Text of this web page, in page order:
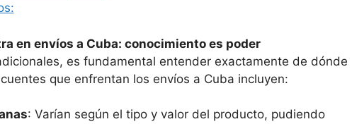
en envíos a Cuba: conocimiento es poder
es fundamental entender exactamente de dónde
que enfrentan los envíos a Cuba incluyen:
: Varían según el tipo y valor del producto, pudiendo